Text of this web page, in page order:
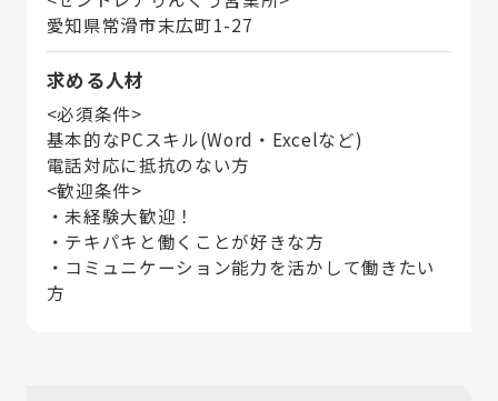
愛知県常滑市末広町1-27
求める人材
<必須条件>
基本的なPCスキル(Word・Excelなど)
電話対応に抵抗のない方
<歓迎条件>
・未経験大歓迎！
・テキパキと働くことが好きな方
・コミュニケーション能力を活かして働きたい
方